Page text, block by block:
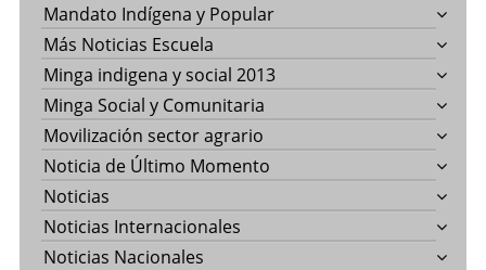
Mandato Indígena y Popular
Más Noticias Escuela
Minga indigena y social 2013
Minga Social y Comunitaria
Movilización sector agrario
Noticia de Último Momento
Noticias
Noticias Internacionales
Noticias Nacionales